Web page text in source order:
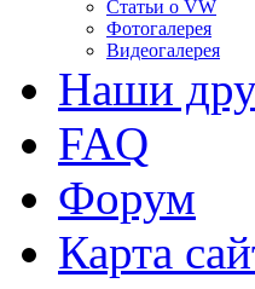
Статьи o VW
Фотогалерея
Видеогалерея
Наши
FAQ
Форум
Карта